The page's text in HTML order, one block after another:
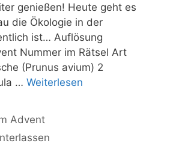
genießen! Heute geht es
die Ökologie in der
ist… Auflösung
Nummer im Rätsel Art
(Prunus avium) 2
… Weiterlesen
Advent